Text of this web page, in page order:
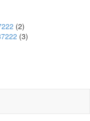
(2)
(3)